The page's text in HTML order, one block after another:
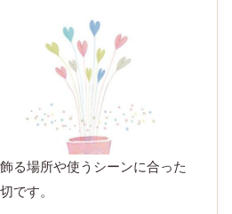
る場所や使うシーンに合った
です。